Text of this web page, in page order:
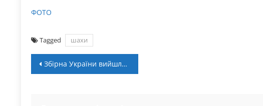
ФОТО
Tagged шахи
Навігація
Збірна України вийшла до основного раунду ЧС-2023. Що далі